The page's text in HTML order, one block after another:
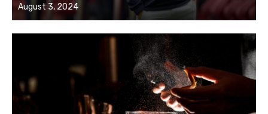
Veröffentlicht
am
August 3, 2024